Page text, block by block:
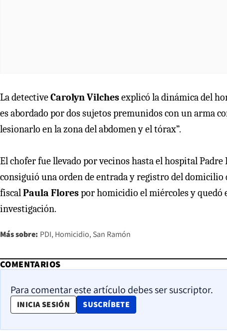
La detectiveCarolyn Vilchesexplicó la dinámica del
es abordado por dos sujetos premunidos con un arma
lesionarlo en la zona del abdomen y el tórax”.
El chofer fue llevado por vecinos hasta el hospital
consiguió una orden de entrada y registro del
fiscalPaula Florespor homicidio el miércoles y quedó
investigación.
Más sobre: PDI Homicidio San Ramón
COMENTARIOS
Para comentar este artículo debes ser suscriptor.
INICIA SESIÓN SUSCRÍBETE
OPENS IN NEW WINDOW